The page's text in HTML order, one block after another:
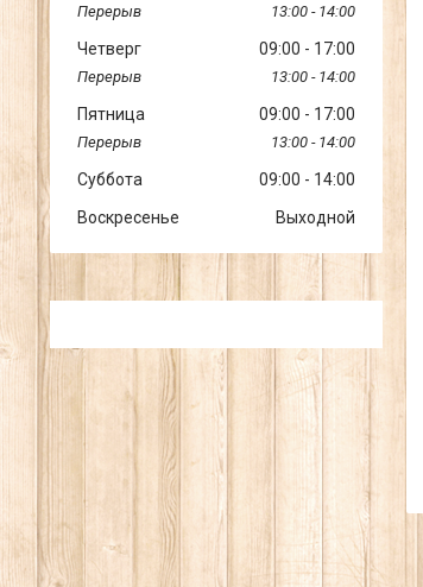
13:00 14:00
Четверг 09:00 17:00
13:00 14:00
Пятница 09:00 17:00
13:00 14:00
Суббота 09:00
14:00
Воскресенье
Выходной